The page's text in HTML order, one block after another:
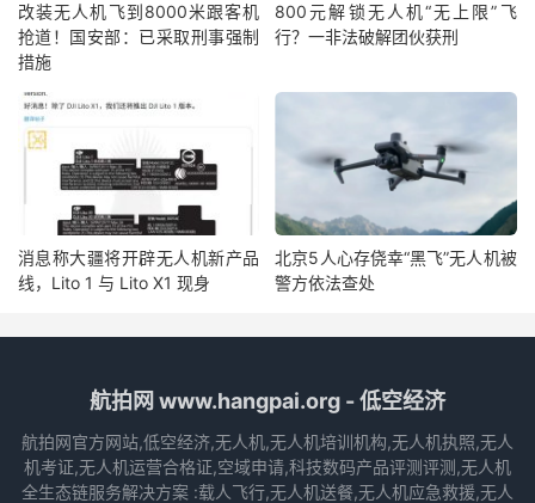
改装无人机飞到8000米跟客机
抢道！国安部：已采取刑事强制
措施
800元解锁无人机“无上限”飞
行？一非法破解团伙获刑
消息称大疆将开辟无人机新产品
线，Lito 1 与 Lito X1 现身
北京5人心存侥幸“黑飞”无人机被
警方依法查处
航拍网 www.hangpai.org - 低空经济
航拍网官方网站,低空经济,无人机,无人机培训机构,无人机执照,无人
机考证,无人机运营合格证,空域申请,科技数码产品评测评测,无人机
全生态链服务解决方案 :载人飞行,无人机送餐,无人机应急救援,无人